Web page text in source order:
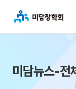
미담뉴스-전